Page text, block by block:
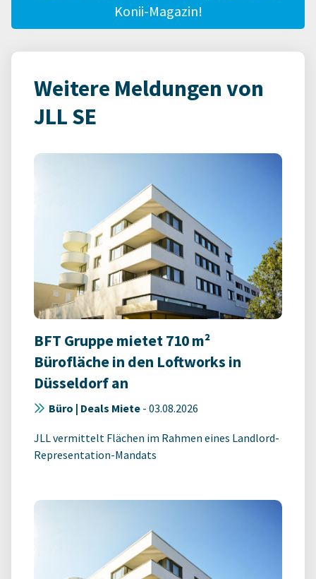
Konii-Magazin!
Weitere Meldungen von
JLL SE
BFT Gruppe mietet 710 m²
Bürofläche in den Loftworks in
Düsseldorf an
Büro | Deals Miete - 03.08.2026
JLL vermittelt Flächen im Rahmen eines Landlord-
Representation-Mandats